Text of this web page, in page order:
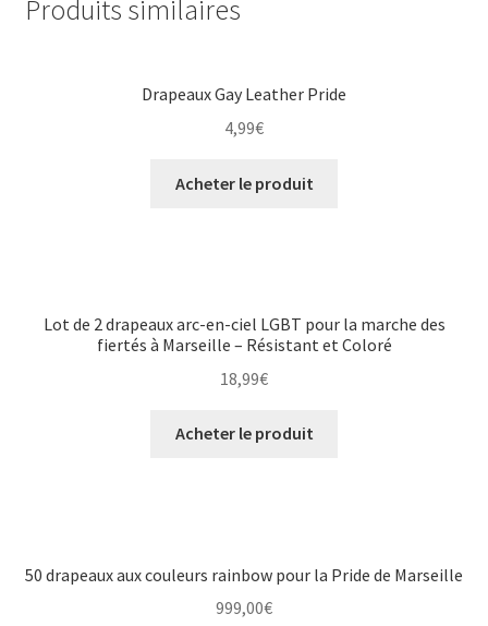
Produits similaires
Drapeaux Gay Leather Pride
4,99€
Acheter le produit
Lot de 2 drapeaux arc-en-ciel LGBT pour la marche des
fiertés à Marseille – Résistant et Coloré
18,99€
Acheter le produit
50 drapeaux aux couleurs rainbow pour la Pride de Marseille
999,00€